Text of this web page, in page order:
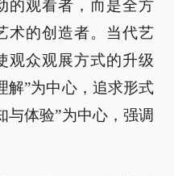
的观看者，而是全方
术的创造者。当代艺
观众观展方式的升级
解”为中心，追求形式
与体验”为中心，强调